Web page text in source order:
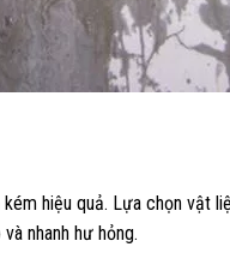
hiệu quả. Lựa chọn vật
nhanh hư hỏng.